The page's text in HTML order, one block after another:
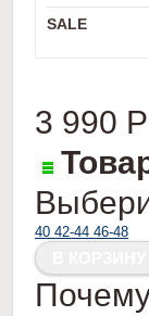
SALE
3 990 Р
40 42-44 46-48